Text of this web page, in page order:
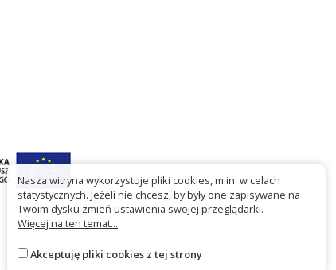
Nasza witryna wykorzystuje pliki cookies, m.in. w celach
statystycznych. Jeżeli nie chcesz, by były one zapisywane na
Twoim dysku zmień ustawienia swojej przeglądarki.
Więcej na ten temat...
Akceptuję pliki cookies z tej strony